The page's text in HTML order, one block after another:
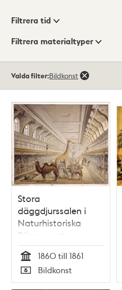
Visningsläge
Filtrera tid
Filtrera materialtyper
114träffar
Valda filter:Bildkonst
Stora
däggdjurssalen i
Naturhistoriska
Riksmuseets
utställning i
Vetenskapsakademiens
byggnad vid
Wallingatan
Tid
1860 till 1861
Typ
Bildkonst